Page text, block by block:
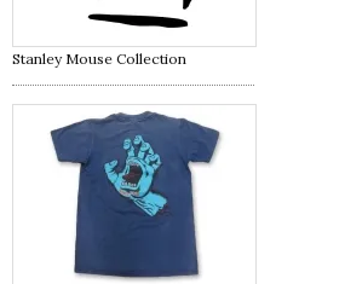
Stanley Mouse Collection